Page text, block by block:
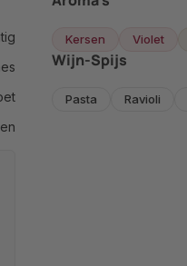
Kersen Violet
Wijn-Spijs
Pasta Ravioli